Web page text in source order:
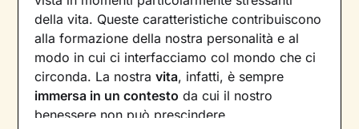
della vita. Queste caratteristiche contribuiscono
alla formazione della nostra personalità e al
modo in cui ci interfacciamo col mondo che ci
circonda. La nostravita, infatti, è sempre
immersa in un contesto da cui il nostro
benessere non può prescindere.